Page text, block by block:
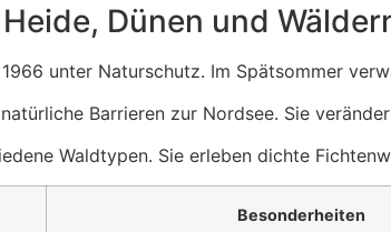
Dünen und
unter Naturschutz. Im Spätsommer
Barrieren zur Nordsee. Sie
Waldtypen. Sie erleben dichte
Besonderheiten